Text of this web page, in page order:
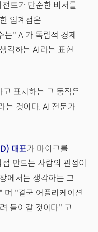
트가 단순한 비서를
임계점은
는" AI가 독립적 경제
각하는 AI라는 표현
표시하는 그 동작은
는 것이다. AI 전문가
대표가 마이크를
만드는 사람의 관점이
에서는 생각하는 그
며 "결국 어플리케이션
들어갈 것이다" 고